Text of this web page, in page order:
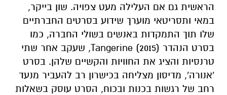
הראשית גם אם העלילה מעט צפויה. שון בייקר,
במאי ותסריטאי מוערך שידוע בסרטים החברתיים
שלו תוך התמקדות באנשים בשולי החברה, כמו
בסרט הנהדר Tangerine (2015), שעקב אחר שתי
טרנסיות והציג את החוויות והקשיים שלהן. בסרט
'אנורה', מדיסון מצליחה בכישרון רב להעביר מנעד
רחב של רגשות בכנות ובכוח, הסרט עוסק בשאלות